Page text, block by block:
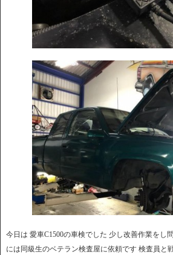
今日は 愛車C1500の車検でした 少し改善作業をし
には同級生のベテラン検査屋に依頼です 検査員と